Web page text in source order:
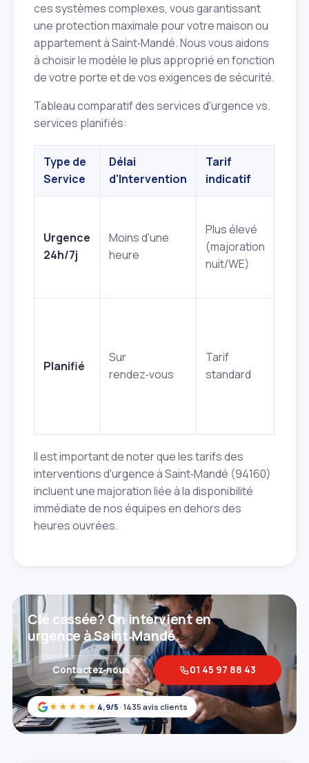
ces systèmes complexes, vous garantissant
une protection maximale pour votre maison ou
appartement à Saint‑Mandé. Nous vous aidons
à choisir le modèle le plus approprié en fonction
de votre porte et de vos exigences de sécurité.
Tableau comparatif des services d'urgence vs.
services planifiés:
Type de
Service
Délai
d'Intervention
Tarif
indicatif
Urgence
24h/7j
Moins d'une
heure
Plus élevé
(majoration
nuit/WE)
Planifié
Sur
rendez‑vous
Tarif
standard
Il est important de noter que les tarifs des
interventions d'urgence à Saint‑Mandé (94160)
incluent une majoration liée à la disponibilité
immédiate de nos équipes en dehors des
heures ouvrées.
★★★★★ 4,9/5 · 1435 avis clients
Clé cassée? On intervient en
urgence à Saint‑Mandé.
Contactez‑nous 01 45 97 88 43